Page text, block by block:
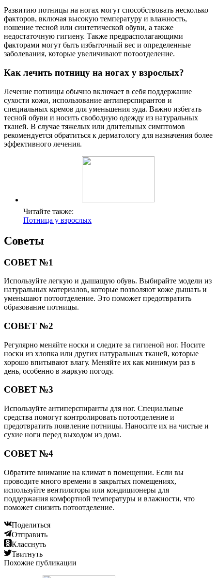
Развитию потницы на ногах могут способствовать несколько
факторов, включая высокую температуру и влажность,
ношение тесной или синтетической обуви, а также
недостаточную гигиену. Также предрасполагающими
факторами могут быть избыточный вес и определенные
заболевания, которые увеличивают потоотделение.
Как лечить потницу на ногах у взрослых?
Лечение потницы обычно включает в себя поддержание
сухости кожи, использование антиперспирантов и
специальных кремов для уменьшения зуда. Важно избегать
тесной обуви и носить свободную одежду из натуральных
тканей. В случае тяжелых или длительных симптомов
рекомендуется обратиться к дерматологу для назначения более
эффективного лечения.
Читайте также:
Потница у взрослых
Советы
СОВЕТ №1
Используйте легкую и дышащую обувь. Выбирайте модели из
натуральных материалов, которые позволяют коже дышать и
уменьшают потоотделение. Это поможет предотвратить
образование потницы.
СОВЕТ №2
Регулярно меняйте носки и следите за гигиеной ног. Носите
носки из хлопка или других натуральных тканей, которые
хорошо впитывают влагу. Меняйте их как минимум раз в
день, особенно в жаркую погоду.
СОВЕТ №3
Используйте антиперспиранты для ног. Специальные
средства помогут контролировать потоотделение и
предотвратить появление потницы. Наносите их на чистые и
сухие ноги перед выходом из дома.
СОВЕТ №4
Обратите внимание на климат в помещении. Если вы
проводите много времени в закрытых помещениях,
используйте вентиляторы или кондиционеры для
поддержания комфортной температуры и влажности, что
поможет снизить потоотделение.
Поделиться
Отправить
Класснуть
Твитнуть
Похожие публикации